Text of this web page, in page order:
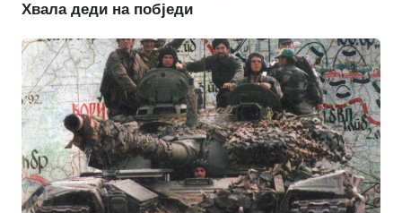
Хвала деди на побједи